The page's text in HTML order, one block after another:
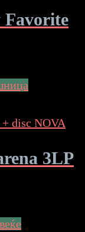
3LP